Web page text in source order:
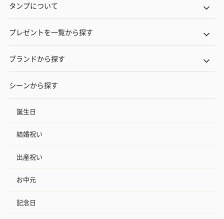
タンプについて
プレゼントを一覧から探す
ブランドから探す
シーンから探す
誕生日
結婚祝い
出産祝い
お中元
記念日